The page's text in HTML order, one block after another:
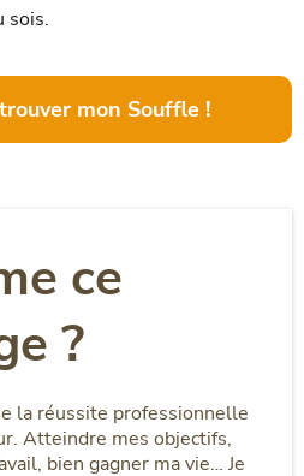
sois.
mon Souffle !
ce
?
la réussite professionnelle
Atteindre mes objectifs,
bien gagner ma vie… Je